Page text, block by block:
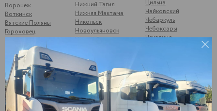
Воронеж
Воткинск
Вятские Поляны
Гороховец
Гусь-Хрустальный
Данилкино
Саратовская обл
Демьяново
Дзержинск
Дягтерск
Екатеринбург
Елабуга
Жигулевск
Нижний Тагил
Нижняя Мактама
Никольск
Новоульяновск
Новый Оскол
Одинцово
Октябрьск
Омск
Орел
Оренбург
Орск
Цильна
Чайковский
Чебаркуль
Чебоксары
Чекалино
Шумерля
Энгельс
Южноуральск
Юнгапоси
Янаул